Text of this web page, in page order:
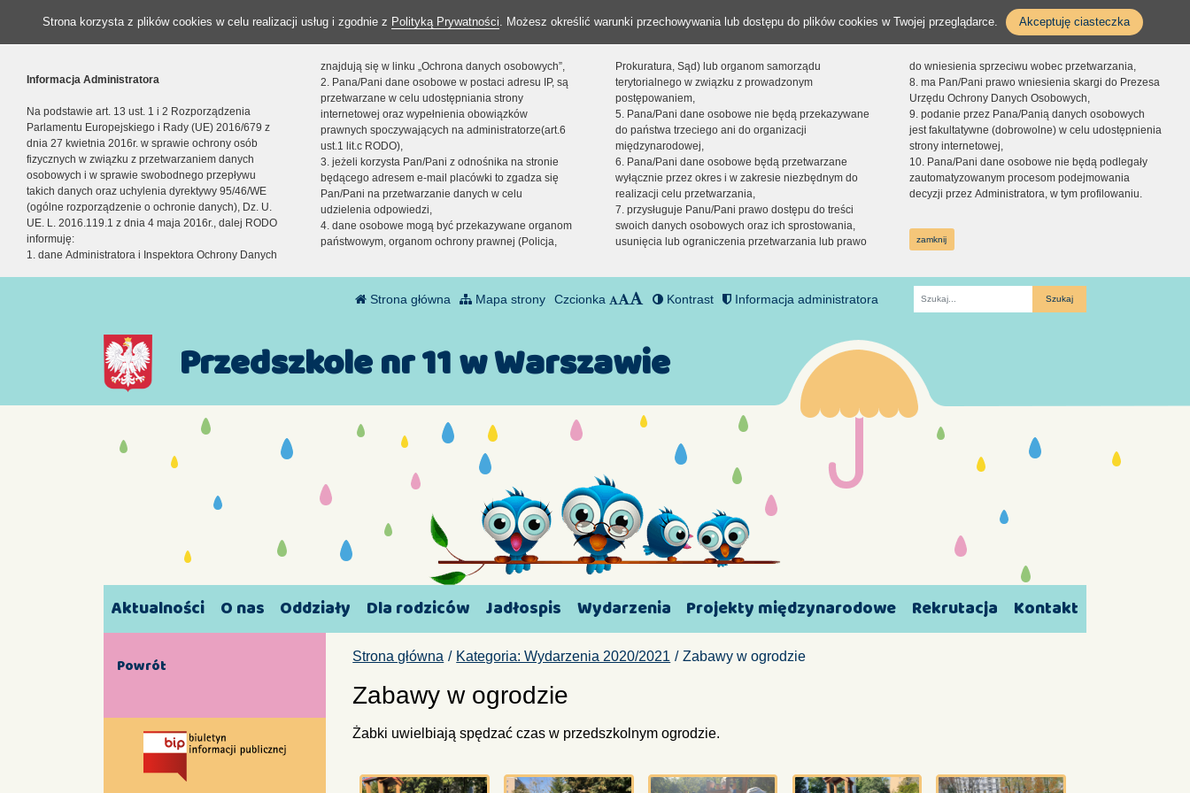
Strona korzysta z plików cookies w celu realizacji usług i zgodnie z Polityką Prywatności. Możesz określić warunki przechowywania lub dostępu do plików cookies w Twojej przeglądarce. Akceptuję ciasteczka
Informacja Administratora
Na podstawie art. 13 ust. 1 i 2 Rozporządzenia
Parlamentu Europejskiego i Rady (UE) 2016/679 z
dnia 27 kwietnia 2016r. w sprawie ochrony osób
fizycznych w związku z przetwarzaniem danych
osobowych i w sprawie swobodnego przepływu
takich danych oraz uchylenia dyrektywy 95/46/WE
(ogólne rozporządzenie o ochronie danych), Dz. U.
UE. L. 2016.119.1 z dnia 4 maja 2016r., dalej RODO
informuję:
1. dane Administratora i Inspektora Ochrony Danych
znajdują się w linku „Ochrona danych osobowych”,
2. Pana/Pani dane osobowe w postaci adresu IP, są
przetwarzane w celu udostępniania strony
internetowej oraz wypełnienia obowiązków
prawnych spoczywających na administratorze(art.6
ust.1 lit.c RODO),
3. jeżeli korzysta Pan/Pani z odnośnika na stronie
będącego adresem e-mail placówki to zgadza się
Pan/Pani na przetwarzanie danych w celu
udzielenia odpowiedzi,
4. dane osobowe mogą być przekazywane organom
państwowym, organom ochrony prawnej (Policja,
Prokuratura, Sąd) lub organom samorządu
terytorialnego w związku z prowadzonym
postępowaniem,
5. Pana/Pani dane osobowe nie będą przekazywane
do państwa trzeciego ani do organizacji
międzynarodowej,
6. Pana/Pani dane osobowe będą przetwarzane
wyłącznie przez okres i w zakresie niezbędnym do
realizacji celu przetwarzania,
7. przysługuje Panu/Pani prawo dostępu do treści
swoich danych osobowych oraz ich sprostowania,
usunięcia lub ograniczenia przetwarzania lub prawo
do wniesienia sprzeciwu wobec przetwarzania,
8. ma Pan/Pani prawo wniesienia skargi do Prezesa
Urzędu Ochrony Danych Osobowych,
9. podanie przez Pana/Panią danych osobowych
jest fakultatywne (dobrowolne) w celu udostępnienia
strony internetowej,
10. Pana/Pani dane osobowe nie będą podlegały
zautomatyzowanym procesom podejmowania
decyzji przez Administratora, w tym profilowaniu.
zamknij
Strona główna Mapa strony Czcionka Kontrast Informacja administratora
Fraza
Przedszkole nr 11 w Warszawie
Aktualności O nas Oddziały Dla rodziców Jadłospis Wydarzenia Projekty międzynarodowe Rekrutacja Kontakt
Strona główna Kategoria: Wydarzenia 2020/2021 Zabawy w ogrodzie
Zabawy w ogrodzie
Żabki uwielbiają spędzać czas w przedszkolnym ogrodzie.
Powrót